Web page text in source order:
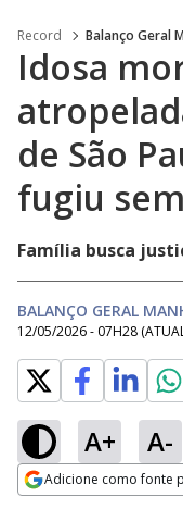
Record Balanço Geral
Idosa
de São
fugiu
Família busca
BALANÇO GERAL
12/05/2026 - 07H28
A+ A-
Adicione como fonte
Ativar
Loaded
25.21%